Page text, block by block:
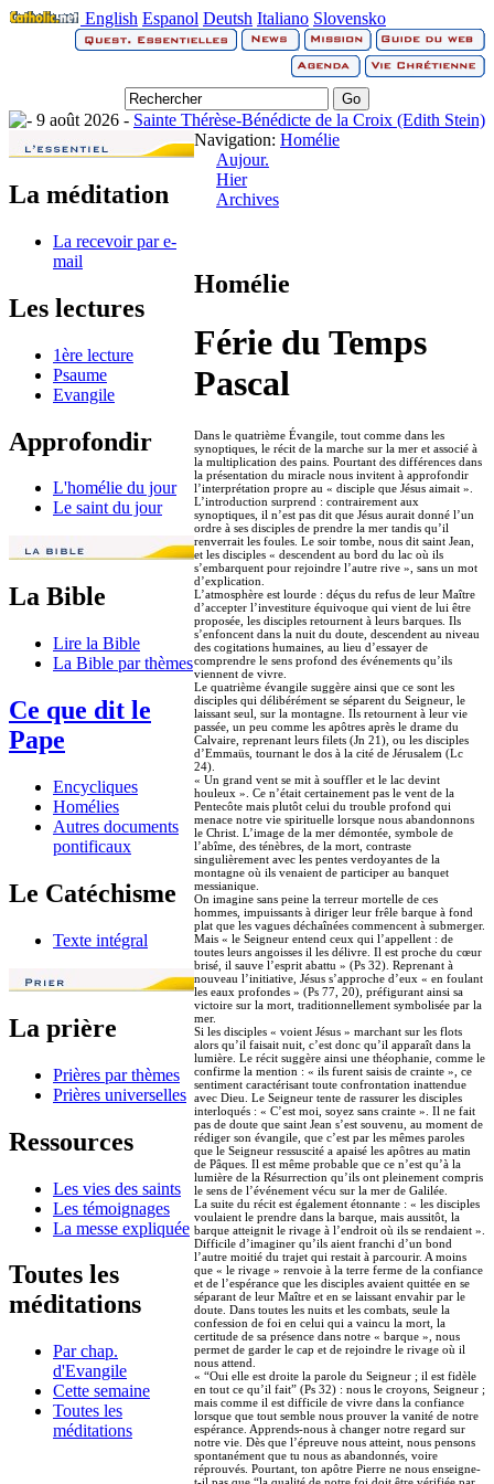
English Espanol Deutsh Italiano Slovensko
9 août 2026 - Sainte Thérèse-Bénédicte de la Croix (Edith Stein)
La méditation
La recevoir par e-
mail
Les lectures
1ère lecture
Psaume
Evangile
Approfondir
L'homélie du jour
Le saint du jour
La Bible
Lire la Bible
La Bible par thèmes
Ce que dit le
Pape
Encycliques
Homélies
Autres documents
pontificaux
Le Catéchisme
Texte intégral
La prière
Prières par thèmes
Prières universelles
Ressources
Les vies des saints
Les témoignages
La messe expliquée
Toutes les
méditations
Par chap.
d'Evangile
Cette semaine
Toutes les
méditations
Navigation: Homélie
Aujour.
Hier
Archives
Homélie
Férie du Temps
Pascal
Dans le quatrième Évangile, tout comme dans les
synoptiques, le récit de la marche sur la mer et associé à
la multiplication des pains. Pourtant des différences dans
la présentation du miracle nous invitent à approfondir
l’interprétation propre au « disciple que Jésus aimait ».
L’introduction surprend : contrairement aux
synoptiques, il n’est pas dit que Jésus aurait donné l’un
ordre à ses disciples de prendre la mer tandis qu’il
renverrait les foules. Le soir tombe, nous dit saint Jean,
et les disciples « descendent au bord du lac où ils
s’embarquent pour rejoindre l’autre rive », sans un mot
d’explication.
L’atmosphère est lourde : déçus du refus de leur Maître
d’accepter l’investiture équivoque qui vient de lui être
proposée, les disciples retournent à leurs barques. Ils
s’enfoncent dans la nuit du doute, descendent au niveau
des cogitations humaines, au lieu d’essayer de
comprendre le sens profond des événements qu’ils
viennent de vivre.
Le quatrième évangile suggère ainsi que ce sont les
disciples qui délibérément se séparent du Seigneur, le
laissant seul, sur la montagne. Ils retournent à leur vie
passée, un peu comme les apôtres après le drame du
Calvaire, reprenant leurs filets (Jn 21), ou les disciples
d’Emmaüs, tournant le dos à la cité de Jérusalem (Lc
24).
« Un grand vent se mit à souffler et le lac devint
houleux ». Ce n’était certainement pas le vent de la
Pentecôte mais plutôt celui du trouble profond qui
menace notre vie spirituelle lorsque nous abandonnons
le Christ. L’image de la mer démontée, symbole de
l’abîme, des ténèbres, de la mort, contraste
singulièrement avec les pentes verdoyantes de la
montagne où ils venaient de participer au banquet
messianique.
On imagine sans peine la terreur mortelle de ces
hommes, impuissants à diriger leur frêle barque à fond
plat que les vagues déchaînées commencent à submerger.
Mais « le Seigneur entend ceux qui l’appellent : de
toutes leurs angoisses il les délivre. Il est proche du cœur
brisé, il sauve l’esprit abattu » (Ps 32). Reprenant à
nouveau l’initiative, Jésus s’approche d’eux « en foulant
les eaux profondes » (Ps 77, 20), préfigurant ainsi sa
victoire sur la mort, traditionnellement symbolisée par la
mer.
Si les disciples « voient Jésus » marchant sur les flots
alors qu’il faisait nuit, c’est donc qu’il apparaît dans la
lumière. Le récit suggère ainsi une théophanie, comme le
confirme la mention : « ils furent saisis de crainte », ce
sentiment caractérisant toute confrontation inattendue
avec Dieu. Le Seigneur tente de rassurer les disciples
interloqués : « C’est moi, soyez sans crainte ». Il ne fait
pas de doute que saint Jean s’est souvenu, au moment de
rédiger son évangile, que c’est par les mêmes paroles
que le Seigneur ressuscité a apaisé les apôtres au matin
de Pâques. Il est même probable que ce n’est qu’à la
lumière de la Résurrection qu’ils ont pleinement compris
le sens de l’événement vécu sur la mer de Galilée.
La suite du récit est également étonnante : « les disciples
voulaient le prendre dans la barque, mais aussitôt, la
barque atteignit le rivage à l’endroit où ils se rendaient ».
Difficile d’imaginer qu’ils aient franchi d’un bond
l’autre moitié du trajet qui restait à parcourir. A moins
que « le rivage » renvoie à la terre ferme de la confiance
et de l’espérance que les disciples avaient quittée en se
séparant de leur Maître et en se laissant envahir par le
doute. Dans toutes les nuits et les combats, seule la
confession de foi en celui qui a vaincu la mort, la
certitude de sa présence dans notre « barque », nous
permet de garder le cap et de rejoindre le rivage où il
nous attend.
« “Oui elle est droite la parole du Seigneur ; il est fidèle
en tout ce qu’il fait” (Ps 32) : nous le croyons, Seigneur ;
mais comme il est difficile de vivre dans la confiance
lorsque que tout semble nous prouver la vanité de notre
espérance. Apprends-nous à changer notre regard sur
notre vie. Dès que l’épreuve nous atteint, nous pensons
spontanément que tu nous as abandonnés, voire
réprouvés. Pourtant, ton apôtre Pierre ne nous enseigne-